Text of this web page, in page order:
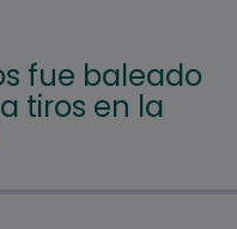
fue baleado
tiros en la